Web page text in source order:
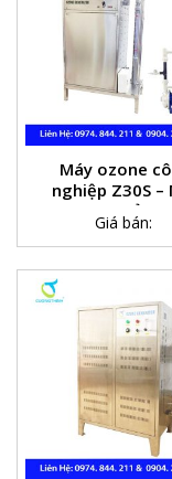
Máy ozone
nghiệp Z30S –
ozone khử
nước bể bơi
Giá bán: